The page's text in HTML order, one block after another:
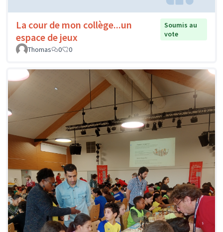
La cour de mon collège...un
espace de jeux
Soumis au
vote
Thomas
0 0